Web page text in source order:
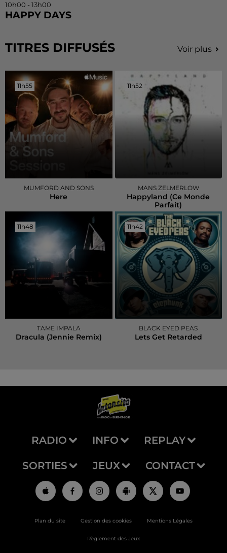
10h00 - 13h00
HAPPY DAYS
TITRES DIFFUSÉS Voir plus
11h55
11h55
MUMFORD AND SONS
Here
11h52
11h52
MANS ZELMERLOW
Happyland (ce Monde
Parfait)
11h48
11h48
TAME IMPALA
Dracula (jennie Remix)
11h42
11h42
BLACK EYED PEAS
Lets Get Retarded
RADIO INFO REPLAY
SORTIES JEUX CONTACT
Plan du site Gestion des cookies Mentions Légales
Règlement des Jeux